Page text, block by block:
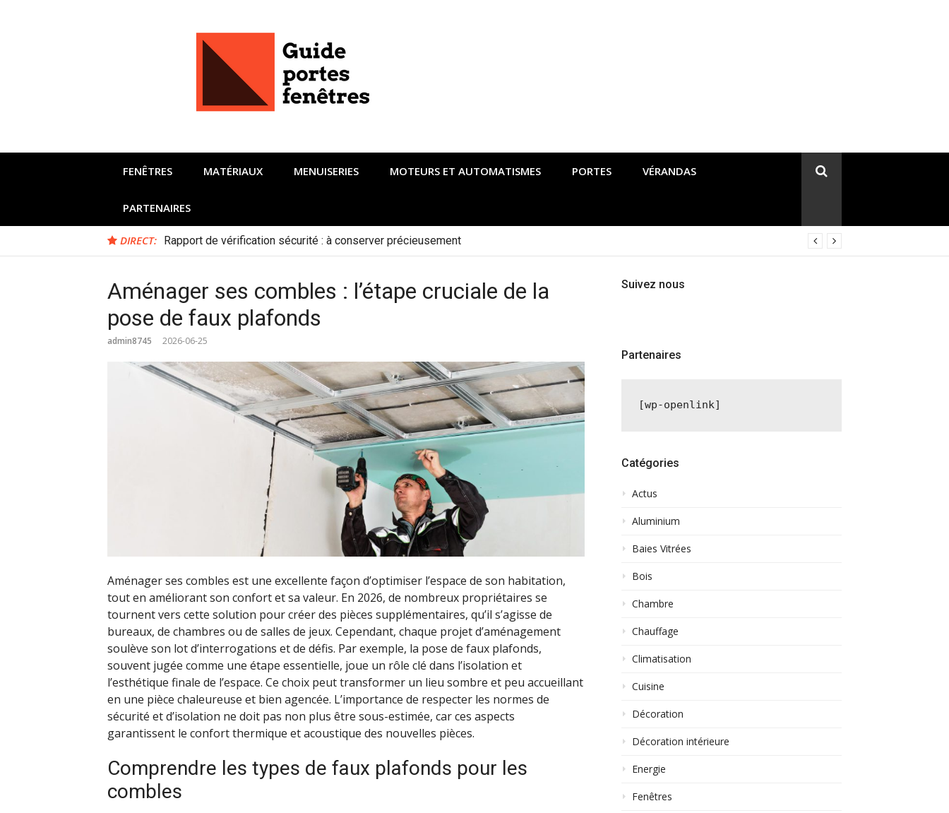
FENÊTRES MATÉRIAUX MENUISERIES MOTEURS ET AUTOMATISMES PORTES VÉRANDAS
PARTENAIRES
DIRECT: Rapport de vérification sécurité : à conserver précieusement
Aménager ses combles : l’étape cruciale de la
pose de faux plafonds
admin8745 2026-06-25
Aménager ses combles est une excellente façon d’optimiser l’espace de son habitation,
tout en améliorant son confort et sa valeur. En 2026, de nombreux propriétaires se
tournent vers cette solution pour créer des pièces supplémentaires, qu’il s’agisse de
bureaux, de chambres ou de salles de jeux. Cependant, chaque projet d’aménagement
soulève son lot d’interrogations et de défis. Par exemple, la pose de faux plafonds,
souvent jugée comme une étape essentielle, joue un rôle clé dans l’isolation et
l’esthétique finale de l’espace. Ce choix peut transformer un lieu sombre et peu accueillant
en une pièce chaleureuse et bien agencée. L’importance de respecter les normes de
sécurité et d’isolation ne doit pas non plus être sous-estimée, car ces aspects
garantissent le confort thermique et acoustique des nouvelles pièces.
Comprendre les types de faux plafonds pour les
combles
Suivez nous
Partenaires
[wp-openlink]
Catégories
Actus
Aluminium
Baies Vitrées
Bois
Chambre
Chauffage
Climatisation
Cuisine
Décoration
Décoration intérieure
Energie
Fenêtres